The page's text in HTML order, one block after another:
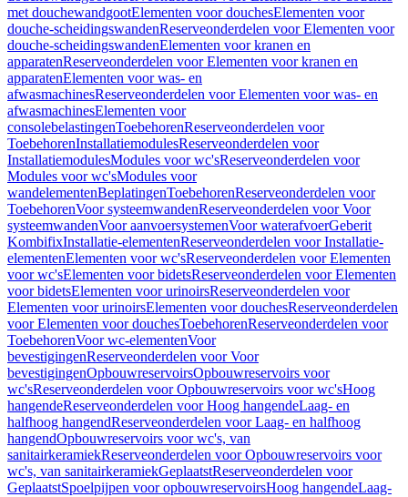
met douchewandgootElementen voor douchesElementen voor
douche-scheidingswandenReserveonderdelen voor Elementen voor
douche-scheidingswandenElementen voor kranen en
apparatenReserveonderdelen voor Elementen voor kranen en
apparatenElementen voor was- en
afwasmachinesReserveonderdelen voor Elementen voor was- en
afwasmachinesElementen voor
consolebelastingenToebehorenReserveonderdelen voor
ToebehorenInstallatiemodulesReserveonderdelen voor
InstallatiemodulesModules voor wc'sReserveonderdelen voor
Modules voor wc'sModules voor
wandelementenBeplatingenToebehorenReserveonderdelen voor
ToebehorenVoor systeemwandenReserveonderdelen voor Voor
systeemwandenVoor aanvoersystemenVoor waterafvoerGeberit
KombifixInstallatie-elementenReserveonderdelen voor Installatie-
elementenElementen voor wc'sReserveonderdelen voor Elementen
voor wc'sElementen voor bidetsReserveonderdelen voor Elementen
voor bidetsElementen voor urinoirsReserveonderdelen voor
Elementen voor urinoirsElementen voor douchesReserveonderdelen
voor Elementen voor douchesToebehorenReserveonderdelen voor
ToebehorenVoor wc-elementenVoor
bevestigingenReserveonderdelen voor Voor
bevestigingenOpbouwreservoirsOpbouwreservoirs voor
wc'sReserveonderdelen voor Opbouwreservoirs voor wc'sHoog
hangendeReserveonderdelen voor Hoog hangendeLaag- en
halfhoog hangendReserveonderdelen voor Laag- en halfhoog
hangendOpbouwreservoirs voor wc's, van
sanitairkeramiekReserveonderdelen voor Opbouwreservoirs voor
wc's, van sanitairkeramiekGeplaatstReserveonderdelen voor
GeplaatstSpoelpijpen voor opbouwreservoirsHoog hangendeLaag-